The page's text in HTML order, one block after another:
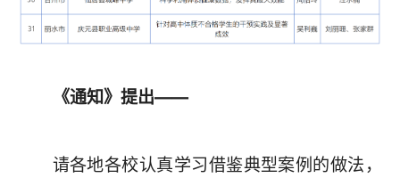
《通知》提出——
请各地各校认真学习借鉴典型案例的做法，